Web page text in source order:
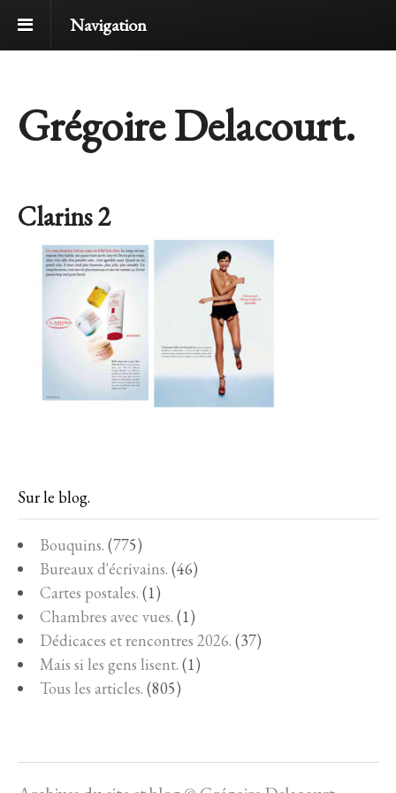
Navigation
Grégoire Delacourt.
Clarins 2
Sur le blog.
Bouquins. (775)
Bureaux d'écrivains. (46)
Cartes postales. (1)
Chambres avec vues. (1)
Dédicaces et rencontres 2026. (37)
Mais si les gens lisent. (1)
Tous les articles. (805)